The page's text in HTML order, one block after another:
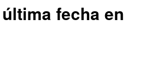
fecha en